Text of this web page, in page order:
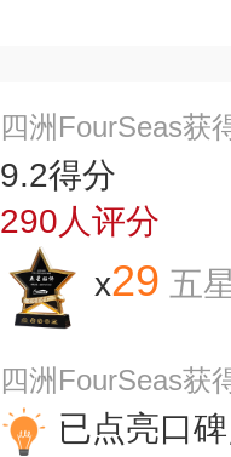
四洲FourSeas获
9.2得分
290人评分
x29 五
四洲FourSeas获
已点亮口